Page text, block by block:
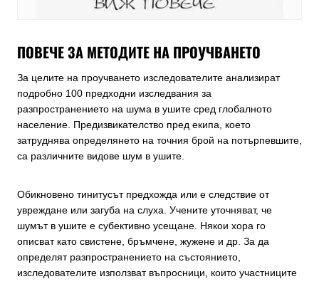
ПОВЕЧЕ ЗА МЕТОДИТЕ НА ПРОУЧВАНЕТО
За целите на проучването изследователите анализират
подробно 100 предходни изследвания за
разпространението на шума в ушите сред глобалното
население. Предизвикателство пред екипа, което
затруднява определянето на точния брой на потърпевшите,
са различните видове шум в ушите.
Обикновено тинитусът предхожда или е следствие от
увреждане или загуба на слуха. Учените уточняват, че
шумът в ушите е субективно усещане. Някои хора го
описват като свистене, бръмчене, жужене и др. За да
определят разпространението на състоянието,
изследователите използват въпросници, които участниците